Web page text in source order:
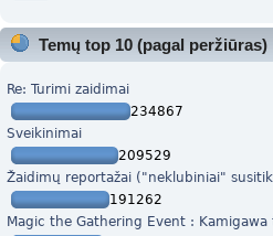
Temų top 10 (pagal peržiūras)
Re: Turimi zaidimai
234867
Sveikinimai
209529
Žaidimų reportažai ("neklubiniai"
191262
Magic the Gathering Event :